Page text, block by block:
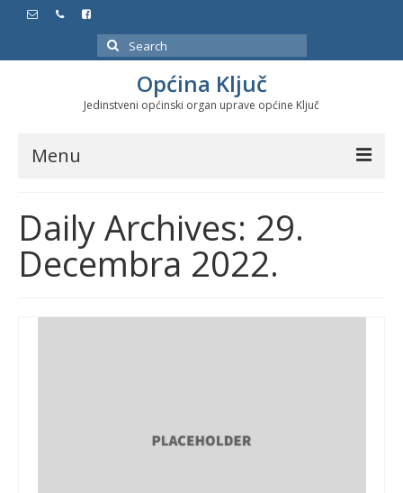
Search
for:
Općina Ključ
Jedinstveni općinski organ uprave općine Ključ
Menu
Službeni glasnici
Javne nabavke
Značajni datumi i manifestacije
Daily Archives: 29.
Decembra 2022.